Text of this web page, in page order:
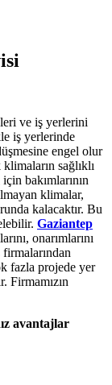
ve iş yerlerini
iş yerlerinde
engel olur
sağlıklı
bakımlarının
klimalar,
kalacaktır. Bu
Gaziantep
onarımlarını
fazla projede yer
Firmamızın
avantajlar